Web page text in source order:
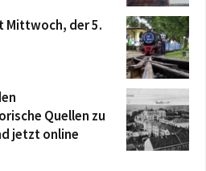
Mittwoch, der 5.
Quellen zu
jetzt online